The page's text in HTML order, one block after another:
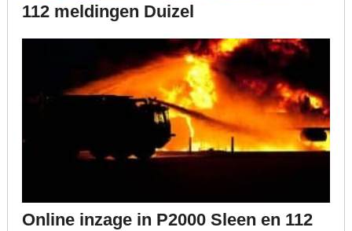
112 meldingen Duizel
Online inzage in P2000 Sleen en 112